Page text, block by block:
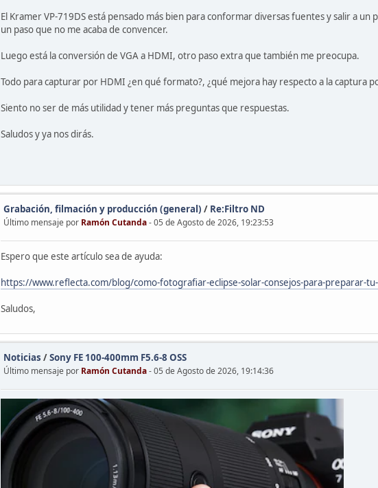
El Kramer VP-719DS está pensado más bien para conformar diversas fuentes y salir a
un paso que no me acaba de convencer.
Luego está la conversión de VGA a HDMI, otro paso extra que también me preocupa.
Todo para capturar por HDMI ¿en qué formato?, ¿qué mejora hay respecto a la captura
Siento no ser de más utilidad y tener más preguntas que respuestas.
Saludos y ya nos dirás.
Grabación, filmación y producción (general) / Re:Filtro ND
Último mensaje por Ramón Cutanda- 05 de Agosto de 2026, 19:23:53
Espero que este artículo sea de ayuda:
https://www.reflecta.com/blog/como-fotografiar-eclipse-solar-consejos-para-preparar-
Saludos,
Noticias /Sony FE 100-400mm F5.6-8 OSS
Último mensaje por Ramón Cutanda- 05 de Agosto de 2026, 19:14:36